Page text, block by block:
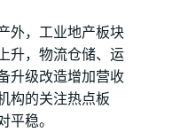
外，工业地产板块
升，物流仓储、运
升级改造增加营收
构的关注热点板
平稳。